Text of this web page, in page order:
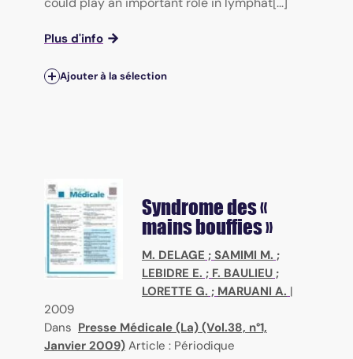
Plus d'info
Ajouter à la sélection
Syndrome des «
mains bouffies »
M. DELAGE ; SAMIMI M. ;
LEBIDRE E. ; F. BAULIEU ;
LORETTE G. ; MARUANI A. |
2009
Dans Presse Médicale (La) (Vol.38, n°1,
Janvier 2009) Article : Périodique